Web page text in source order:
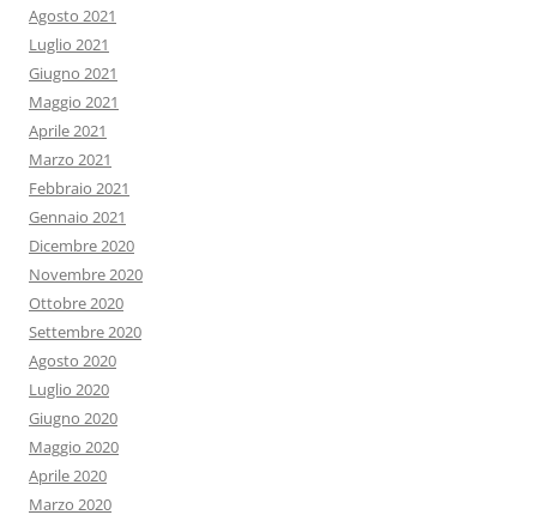
Agosto 2021
Luglio 2021
Giugno 2021
Maggio 2021
Aprile 2021
Marzo 2021
Febbraio 2021
Gennaio 2021
Dicembre 2020
Novembre 2020
Ottobre 2020
Settembre 2020
Agosto 2020
Luglio 2020
Giugno 2020
Maggio 2020
Aprile 2020
Marzo 2020